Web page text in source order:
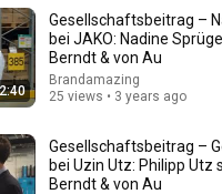
Walken Is Funny Without Even
• 933K views
2:40
Gesellschaftsbeitrag –
bei JAKO: Nadine
Berndt & von Au
Brandamazing
25 views • 3 years ago
Gesellschaftsbeitrag –
bei Uzin Utz: Philipp Utz
Berndt & von Au